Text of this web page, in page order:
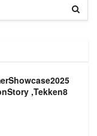
,Tekken8